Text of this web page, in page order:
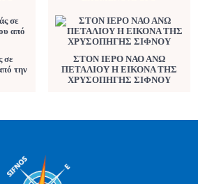
σε
την
ΣΤΟΝ ΙΕΡΟ ΝΑΟ ΑΝΩ
ΠΕΤΑΛΙΟΥ Η ΕΙΚΟΝΑ ΤΗΣ
ΧΡΥΣΟΠΗΓΗΣ ΣΙΦΝΟΥ